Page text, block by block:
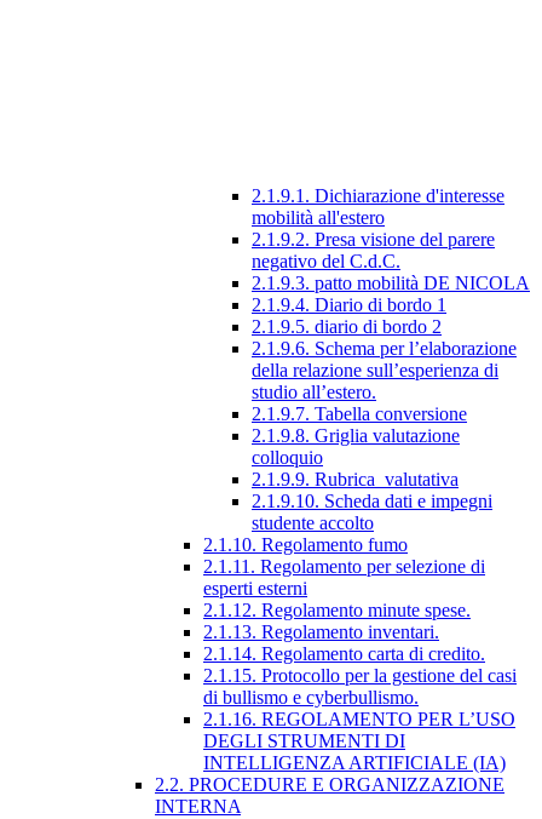
2.1.9.1. Dichiarazione d'interesse
mobilità all'estero
2.1.9.2. Presa visione del parere
negativo del C.d.C.
2.1.9.3. patto mobilità DE NICOLA
2.1.9.4. Diario di bordo 1
2.1.9.5. diario di bordo 2
2.1.9.6. Schema per l’elaborazione
della relazione sull’esperienza di
studio all’estero.
2.1.9.7. Tabella conversione
2.1.9.8. Griglia valutazione
colloquio
2.1.9.9. Rubrica_valutativa
2.1.9.10. Scheda dati e impegni
studente accolto
2.1.10. Regolamento fumo
2.1.11. Regolamento per selezione di
esperti esterni
2.1.12. Regolamento minute spese.
2.1.13. Regolamento inventari.
2.1.14. Regolamento carta di credito.
2.1.15. Protocollo per la gestione del casi
di bullismo e cyberbullismo.
2.1.16. REGOLAMENTO PER L’USO
DEGLI STRUMENTI DI
INTELLIGENZA ARTIFICIALE (IA)
2.2. PROCEDURE E ORGANIZZAZIONE
INTERNA